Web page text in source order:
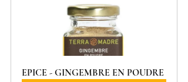
EPICE - GINGEMBRE EN POUDRE